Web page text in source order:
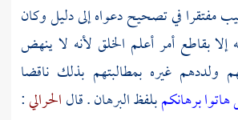
مفتقرا في تصحيح دعواه إلى دليل وكان
إلا بقاطع أمر أعلم الخلق لأنه لا ينهض
ولددهم غيره بمطالبتهم بذلك ناقضا
برهانكمبلفظ البرهان . قالالحرالي: